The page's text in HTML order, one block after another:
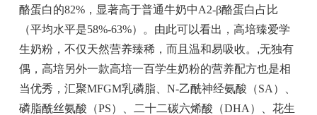
酪蛋白的82%，显著高于普通牛奶中A2-β酪蛋白占比
（平均水平是58%-63%）。由此可以看出，高培臻爱学
生奶粉，不仅天然营养臻稀，而且温和易吸收。 ,无独有
偶，高培另外一款高培一百学生奶粉的营养配方也是相
当优秀，汇聚MFGM乳磷脂、N-乙酰神经氨酸（SA）、
磷脂酰丝氨酸（PS）、二十二碳六烯酸（DHA）、花生